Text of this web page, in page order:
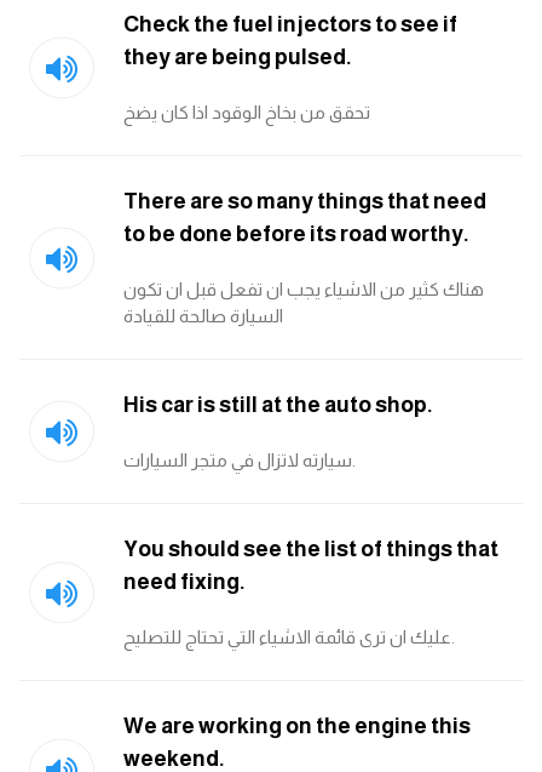
Check the fuel injectors to see if
they are being pulsed.
تحقق من بخاخ الوقود اذا كان يضخ
There are so many things that need
to be done before its road worthy.
هناك كثير من الاشياء يجب ان تفعل قبل ان تكون
السيارة صالحة للقيادة
His car is still at the auto shop.
You should see the list of things that
need fixing.
We are working on the engine this
weekend.